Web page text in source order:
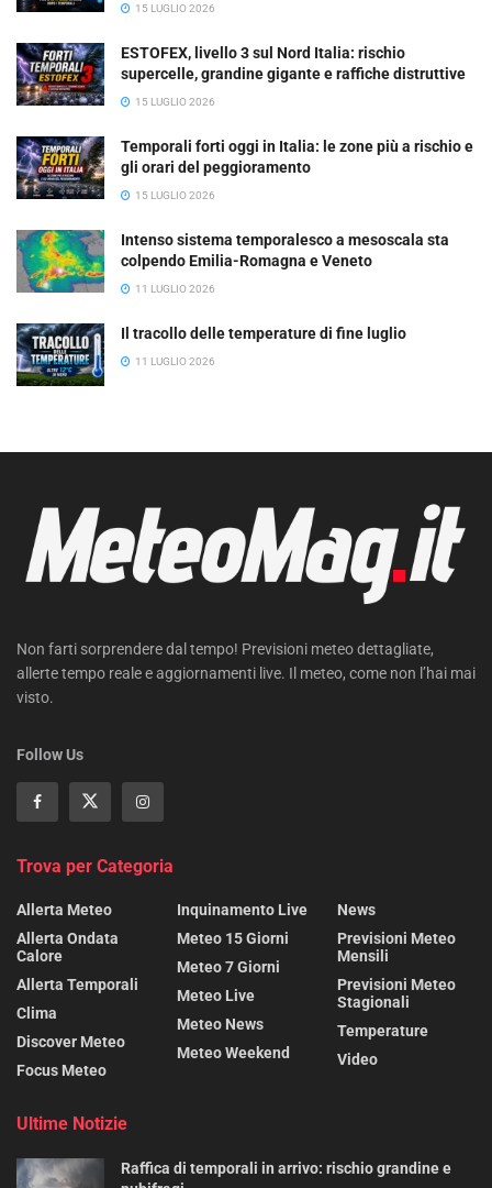
15 LUGLIO 2026
ESTOFEX, livello 3 sul Nord Italia: rischio
supercelle, grandine gigante e raffiche distruttive
15 LUGLIO 2026
Temporali forti oggi in Italia: le zone più a rischio e
gli orari del peggioramento
15 LUGLIO 2026
Intenso sistema temporalesco a mesoscala sta
colpendo Emilia-Romagna e Veneto
11 LUGLIO 2026
Il tracollo delle temperature di fine luglio
11 LUGLIO 2026
Non farti sorprendere dal tempo! Previsioni meteo dettagliate,
allerte tempo reale e aggiornamenti live. Il meteo, come non l’hai mai
visto.
Follow Us
Trova per Categoria
Allerta Meteo
Allerta Ondata
Calore
Allerta Temporali
Clima
Discover Meteo
Focus Meteo
Inquinamento Live
Meteo 15 Giorni
Meteo 7 Giorni
Meteo Live
Meteo News
Meteo Weekend
News
Previsioni Meteo
Mensili
Previsioni Meteo
Stagionali
Temperature
Video
Ultime Notizie
Raffica di temporali in arrivo: rischio grandine e